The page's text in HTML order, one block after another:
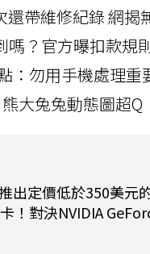
帶維修紀錄 網揭
嗎？官方曝扣款規
：勿用手機處理重
大兔兔動態圖超Q
出定價低於350美元
！對決NVIDIA